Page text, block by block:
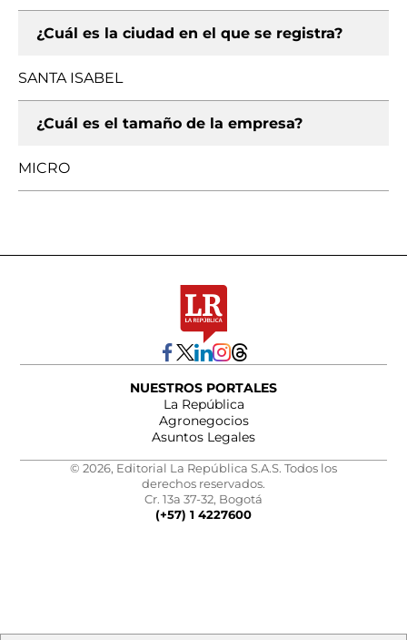
¿Cuál es la ciudad en el que se registra?
SANTA ISABEL
¿Cuál es el tamaño de la empresa?
MICRO
NUESTROS PORTALES
La República
Agronegocios
Asuntos Legales
© 2026, Editorial La República S.A.S. Todos los
derechos reservados.
Cr. 13a 37-32, Bogotá
(+57) 1 4227600